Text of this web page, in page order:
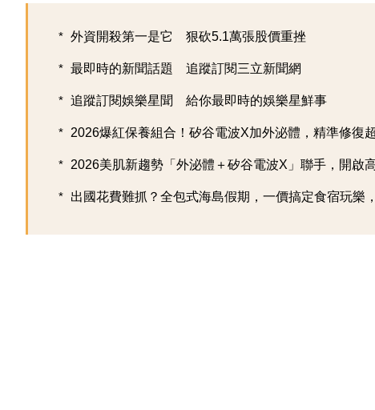
外資開殺第一是它 狠砍5.1萬張股價重挫
最即時的新聞話題 追蹤訂閱三立新聞網
追蹤訂閱娛樂星聞 給你最即時的娛樂星鮮事
2026爆紅保養組合！矽谷電波X加外泌體，精準修復
2026美肌新趨勢「外泌體＋矽谷電波X」聯手，開啟
出國花費難抓？全包式海島假期，一價搞定食宿玩樂